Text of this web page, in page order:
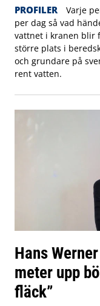
PROFILER
Varje
per dag så vad
vattnet i kranen blir
större plats i
och grundare på
rent vatten.
Hans
meter upp
fläck”